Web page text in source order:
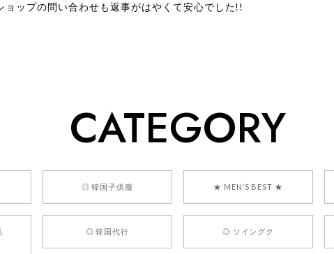
ョップの問い合わせも返事がはやくて安心でした!!
24
CATEGORY
◎ 韓国子供服 ★ MEN’S BEST ★
◎ 韓国代行 ◎ ソイングク